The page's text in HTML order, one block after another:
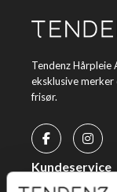
Tendenz Hårpleie
eksklusive
frisør.
Kundeservice